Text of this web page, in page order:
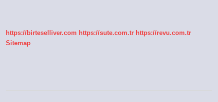
https://birteselliver.com https://sute.com.tr https://revu.com.tr
Sitemap